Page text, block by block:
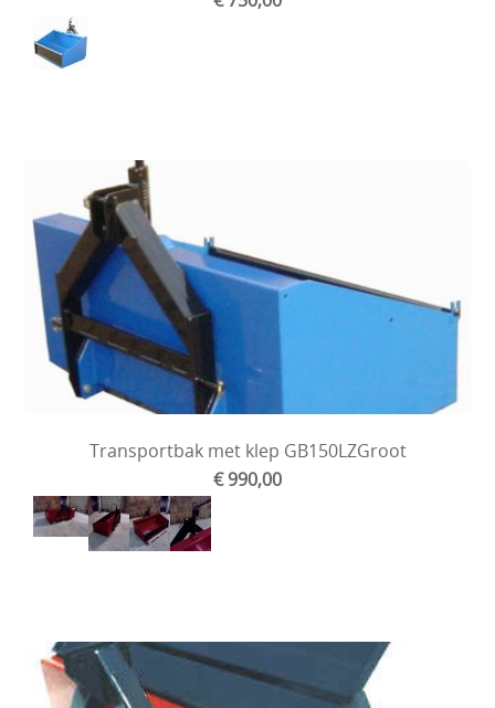
Transportbak met klep GB150LZGroot
€ 990,00